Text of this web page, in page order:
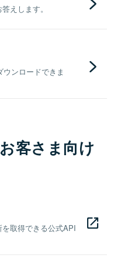
えします。
ンロードできま
客さま向け
取得できる公式API